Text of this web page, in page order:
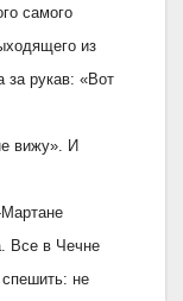
самого
из
за рукав: «Вот
вижу». И
Все в Чечне
не